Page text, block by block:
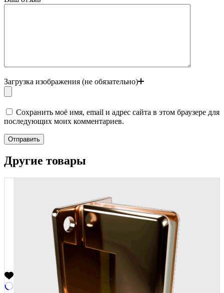
Загрузка изображения (не обязательно)
Сохранить моё имя, email и адрес сайта в этом браузере для
последующих моих комментариев.
Отправить
Другие товары